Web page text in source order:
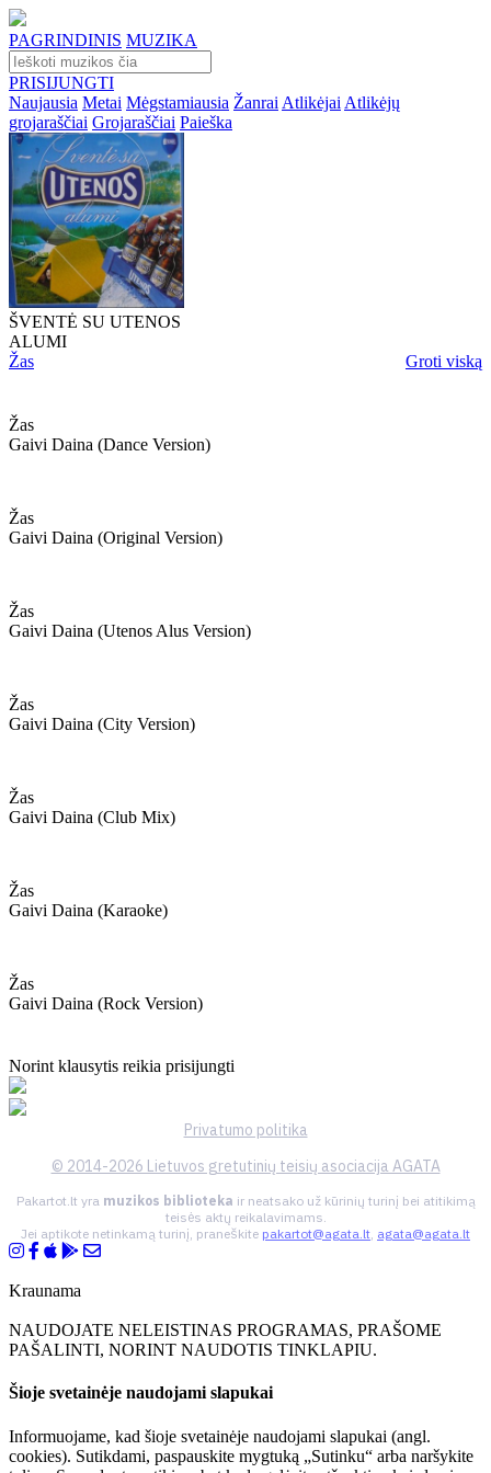
PAGRINDINIS MUZIKA
PRISIJUNGTI
Naujausia Metai Mėgstamiausia Žanrai Atlikėjai Atlikėjų
grojaraščiai Grojaraščiai Paieška
ŠVENTĖ SU UTENOS
ALUMI
Žas
Groti viską
Žas
Gaivi Daina (dance Version)
Žas
Gaivi Daina (original Version)
Žas
Gaivi Daina (utenos Alus Version)
Žas
Gaivi Daina (city Version)
Žas
Gaivi Daina (club Mix)
Žas
Gaivi Daina (karaoke)
Žas
Gaivi Daina (rock Version)
Norint klausytis reikia prisijungti
Privatumo politika
© 2014-2026 Lietuvos gretutinių teisių asociacija AGATA
Pakartot.lt yra muzikos biblioteka ir neatsako už kūrinių turinį bei atitikimą
teisės aktų reikalavimams.
Jei aptikote netinkamą turinį, praneškite pakartot@agata.lt, agata@agata.lt
Kraunama
NAUDOJATE NELEISTINAS PROGRAMAS, PRAŠOME
PAŠALINTI, NORINT NAUDOTIS TINKLAPIU.
Šioje svetainėje naudojami slapukai
Informuojame, kad šioje svetainėje naudojami slapukai (angl.
cookies). Sutikdami, paspauskite mygtuką „Sutinku“ arba naršykite